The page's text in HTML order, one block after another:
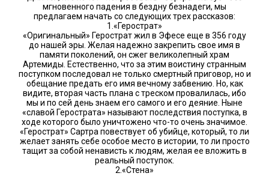
мгновенного падения в бездну безнадеги, мы
предлагаем начать со следующих трех рассказов:
1.«Герострат»
«Оригинальный» Герострат жил в Эфесе еще в 356 году
до нашей эры. Желая надежно закрепить свое имя в
памяти поколений, он сжег великолепный храм
Артемиды. Естественно, что за этим воистину странным
поступком последовал не только смертный приговор, но и
обещание предать его имя вечному забвению. Но, как
видите, вторая часть плана с треском провалилась, ибо
мы и по сей день знаем его самого и его деяние. Ныне
«славой Герострата» называют последствия поступка, в
ходе которого было уничтожено что-то очень значимое.
«Герострат» Сартра повествует об убийце, который, то ли
желает занять себе особое место в истории, то ли просто
тащит за собой ненависть к людям, желая ее вложить в
реальный поступок.
2.«Стена»